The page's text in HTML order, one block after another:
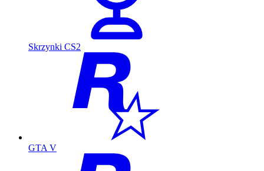
Skrzynki CS2
GTA V